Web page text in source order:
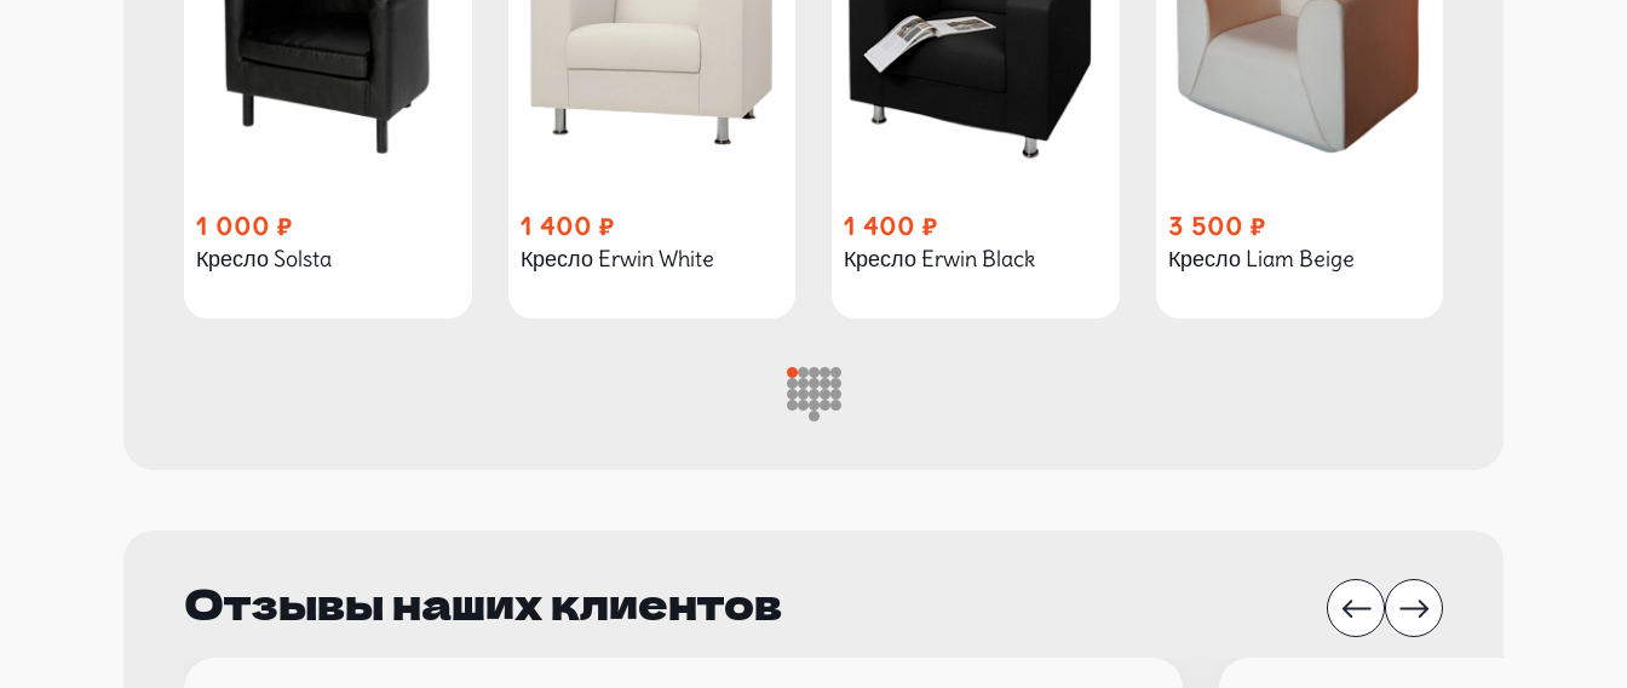
1 000
Кресло Solsta
1 400
Кресло Erwin White
1 400
Кресло Erwin Black
3 500
Кресло Liam Beige
Отзывы наших клиентов